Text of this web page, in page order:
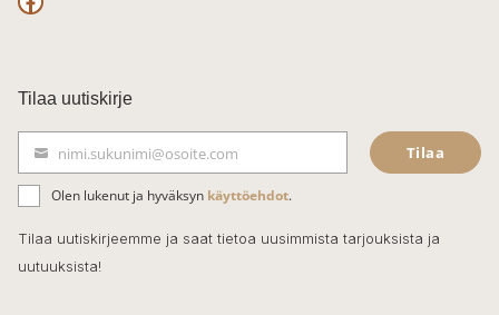
F
c
e
b
o
o
k
Tilaa uutiskirje
ä
h
k
nimi.sukunimi@osoite.com Tilaa
Olen lukenut ja hyväksyn käyttöehdot.
Tilaa uutiskirjeemme ja saat tietoa uusimmista tarjouksista ja
uutuuksista!